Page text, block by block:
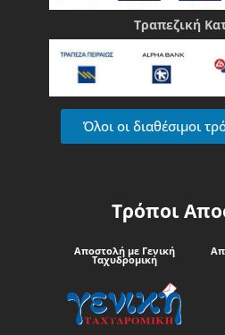
Τραπεζική
Όλοι οι διαθέσιμοι
Τρόποι
Αποστολή με Γενική
Ταχυδρομική